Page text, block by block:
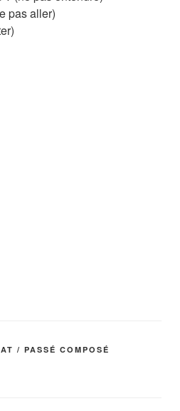
pas aller)
/ PASSÉ COMPOSÉ